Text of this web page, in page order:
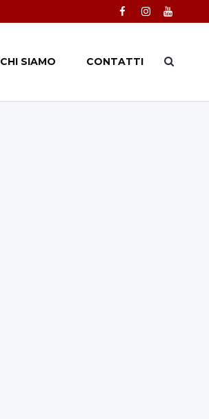
CHI SIAMO CONTATTI